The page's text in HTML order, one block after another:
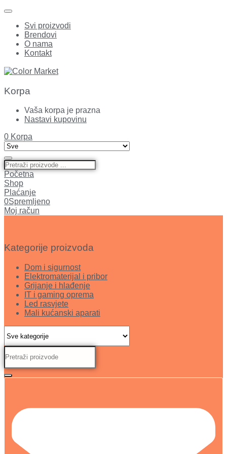
Svi proizvodi
Brendovi
O nama
Kontakt
Korpa
Vaša korpa je prazna
Nastavi kupovinu
0 Korpa
Početna
Shop
Plaćanje
0Spremljeno
Moj račun
Kategorije proizvoda
Dom i sigurnost
Elektromaterijal i pribor
Grijanje i hlađenje
IT i gaming oprema
Led rasvjete
Mali kućanski aparati